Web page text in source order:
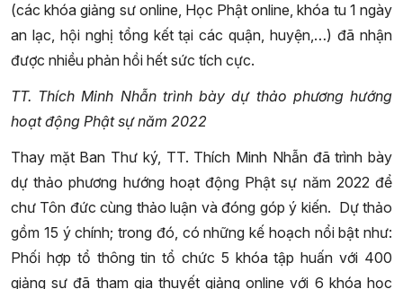
(các khóa giảng sư online, Học Phật online, khóa tu 1 ngày
an lạc, hội nghị tổng kết tại các quận, huyện,…) đã nhận
được nhiều phản hồi hết sức tích cực.
TT. Thích Minh Nhẫn trình bày dự thảo phương hướng
hoạt động Phật sự năm 2022
Thay mặt Ban Thư ký, TT. Thích Minh Nhẫn đã trình bày
dự thảo phương hướng hoạt động Phật sự năm 2022 để
chư Tôn đức cùng thảo luận và đóng góp ý kiến. Dự thảo
gồm 15 ý chính; trong đó, có những kế hoạch nổi bật như:
Phối hợp tổ thông tin tổ chức 5 khóa tập huấn với 400
giảng sư đã tham gia thuyết giảng online với 6 khóa học